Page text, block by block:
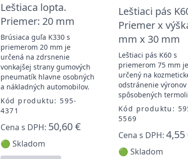
Leštiaca lopta.
Priemer: 20 mm
Brúsiaca guľa K330 s
priemerom 20 mm je
určená na zdrsnenie
vonkajšej strany gumových
pneumatík hlavne osobných
a nákladných automobilov.
Kód produktu: 595-
4371
Cena s DPH: 50,60 €
🟢 Skladom
Leštiaci pás
Priemer x
mm x 30 mm
Leštiaci pás K60 s
priemerom 75 mm je
určený na
odstránenie výronov
spôsobených
Kód produktu:
5569
Cena s DPH: 4,55
🟢 Skladom